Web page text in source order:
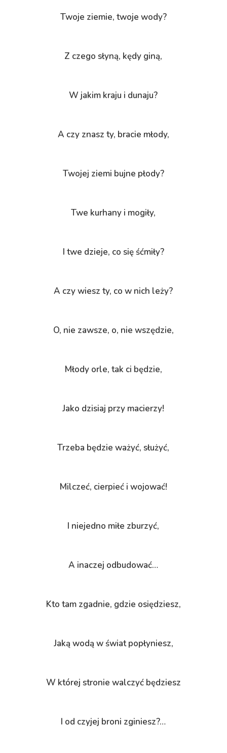
Twoje ziemie, twoje wody?
Z czego słyną, kędy giną,
W jakim kraju i dunaju?
A czy znasz ty, bracie młody,
Twojej ziemi bujne płody?
Twe kurhany i mogiły,
I twe dzieje, co się śćmiły?
A czy wiesz ty, co w nich leży?
O, nie zawsze, o, nie wszędzie,
Młody orle, tak ci będzie,
Jako dzisiaj przy macierzy!
Trzeba będzie ważyć, służyć,
Milczeć, cierpieć i wojować!
I niejedno miłe zburzyć,
A inaczej odbudować…
Kto tam zgadnie, gdzie osiędziesz,
Jaką wodą w świat popłyniesz,
W której stronie walczyć będziesz
I od czyjej broni zginiesz?…